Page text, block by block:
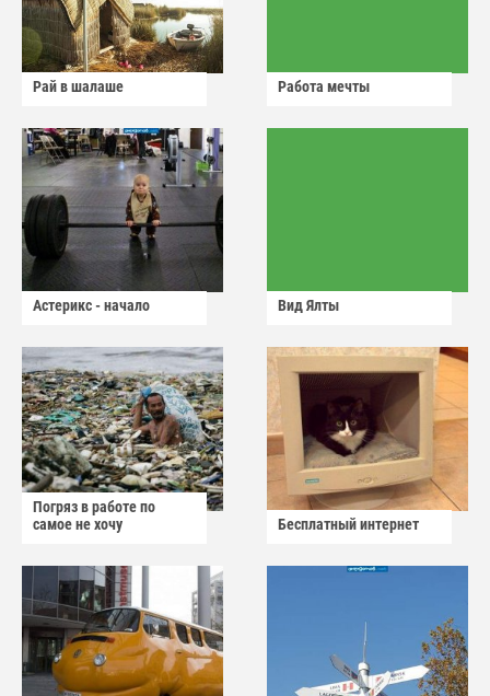
Рай в шалаше Работа мечты
Астерикс - начало Вид Ялты
Погряз в работе по
самое не хочу
Бесплатный интернет